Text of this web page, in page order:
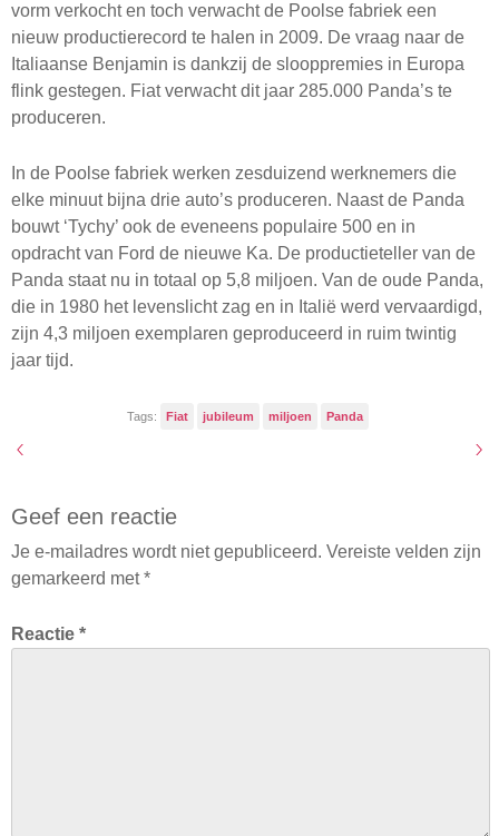
vorm verkocht en toch verwacht de Poolse fabriek een
nieuw productierecord te halen in 2009. De vraag naar de
Italiaanse Benjamin is dankzij de slooppremies in Europa
flink gestegen. Fiat verwacht dit jaar 285.000 Panda’s te
produceren.
In de Poolse fabriek werken zesduizend werknemers die
elke minuut bijna drie auto’s produceren. Naast de Panda
bouwt ‘Tychy’ ook de eveneens populaire 500 en in
opdracht van Ford de nieuwe Ka. De productieteller van de
Panda staat nu in totaal op 5,8 miljoen. Van de oude Panda,
die in 1980 het levenslicht zag en in Italië werd vervaardigd,
zijn 4,3 miljoen exemplaren geproduceerd in ruim twintig
jaar tijd.
Tags: Fiat jubileum miljoen Panda
Geef een reactie
Je e-mailadres wordt niet gepubliceerd. Vereiste velden zijn
gemarkeerd met*
Reactie *